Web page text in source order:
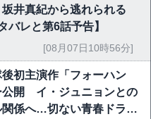
井真紀から逃れられる
バレと第6話予告】
[08月07日10時56分]
初主演作「フォーハン
公開 イ・ジュニョンとの
関係へ…切ない青春ドラマ